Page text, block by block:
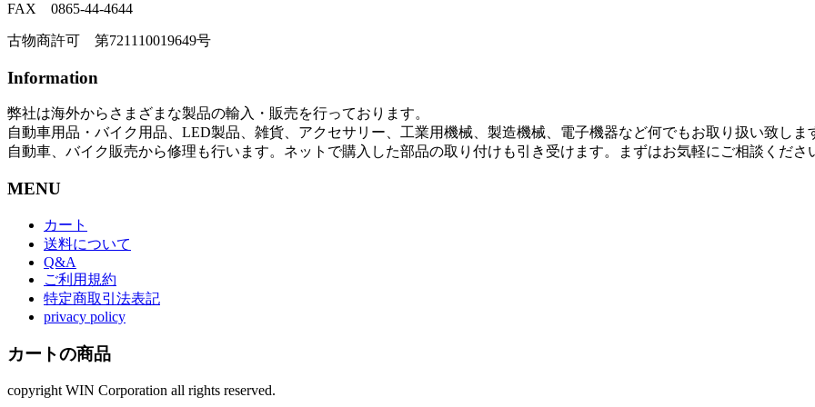
FAX 0865-44-4644
古物商許可 第721110019649号
Information
弊社は海外からさまざまな製品の輸入・販売を行っております。
自動車用品・バイク用品、LED製品、雑貨、アクセサリー、工業用機械、製造機械、電子機器など何でもお取り扱い致しま
自動車、バイク販売から修理も行います。ネットで購入した部品の取り付けも引き受けます。まずはお気軽にご相談くださ
MENU
カート
送料について
Q&A
ご利用規約
特定商取引法表記
privacy policy
カートの商品
copyright WIN Corporation all rights reserved.